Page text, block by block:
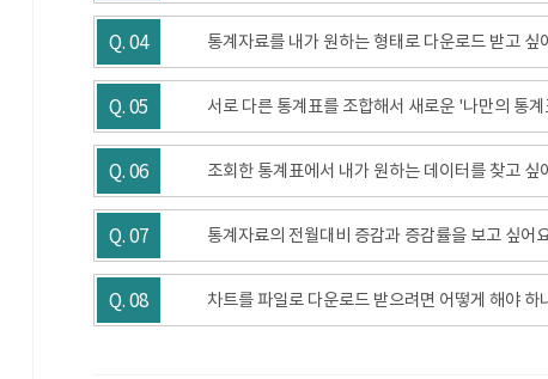
Q. 04 통계자료를 내가 원하는 형태로 다운로드 받고 싶
Q. 05 서로 다른 통계표를 조합해서 새로운 '나만의 통
Q. 06 조회한 통계표에서 내가 원하는 데이터를 찾고 싶
Q. 07 통계자료의 전월대비 증감과 증감률을 보고 싶어
Q. 08 차트를 파일로 다운로드 받으려면 어떻게 해야 하